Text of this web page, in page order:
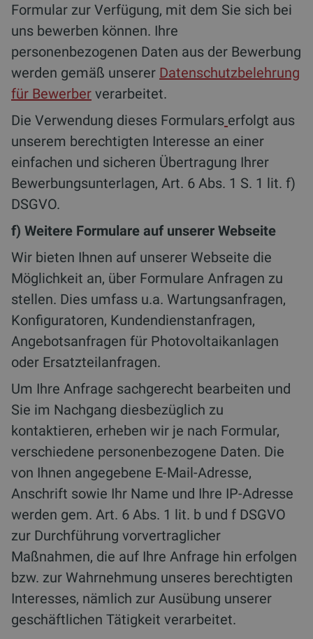
Formular zur Verfügung, mit dem Sie sich bei
uns bewerben können. Ihre
personenbezogenen Daten aus der Bewerbung
werden gemäß unserer Datenschutzbelehrung
für Bewerber verarbeitet.
Die Verwendung dieses Formulars erfolgt aus
unserem berechtigten Interesse an einer
einfachen und sicheren Übertragung Ihrer
Bewerbungsunterlagen, Art. 6 Abs. 1 S. 1 lit. f)
DSGVO.
f) Weitere Formulare auf unserer Webseite
Wir bieten Ihnen auf unserer Webseite die
Möglichkeit an, über Formulare Anfragen zu
stellen. Dies umfass u.a. Wartungsanfragen,
Konfiguratoren, Kundendienstanfragen,
Angebotsanfragen für Photovoltaikanlagen
oder Ersatzteilanfragen.
Um Ihre Anfrage sachgerecht bearbeiten und
Sie im Nachgang diesbezüglich zu
kontaktieren, erheben wir je nach Formular,
verschiedene personenbezogene Daten. Die
von Ihnen angegebene E-Mail-Adresse,
Anschrift sowie Ihr Name und Ihre IP-Adresse
werden gem. Art. 6 Abs. 1 lit. b und f DSGVO
zur Durchführung vorvertraglicher
Maßnahmen, die auf Ihre Anfrage hin erfolgen
bzw. zur Wahrnehmung unseres berechtigten
Interesses, nämlich zur Ausübung unserer
geschäftlichen Tätigkeit verarbeitet.